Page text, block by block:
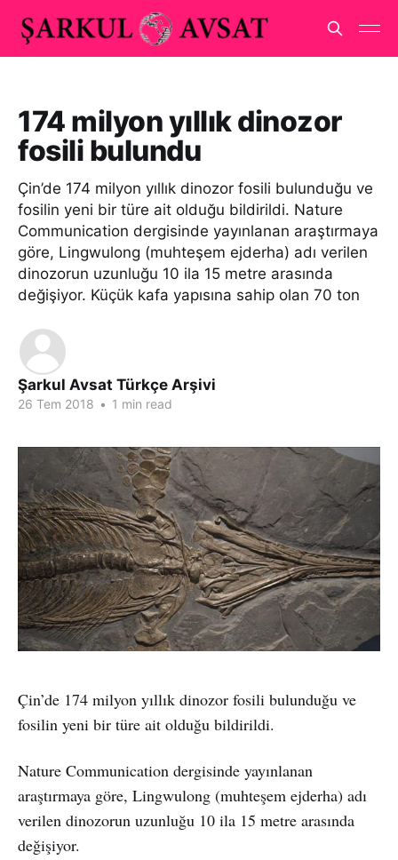
174 milyon yıllık dinozor
fosili bulundu
Çin’de 174 milyon yıllık dinozor fosili bulunduğu ve
fosilin yeni bir türe ait olduğu bildirildi. Nature
Communication dergisinde yayınlanan araştırmaya
göre, Lingwulong (muhteşem ejderha) adı verilen
dinozorun uzunluğu 10 ila 15 metre arasında
değişiyor. Küçük kafa yapısına sahip olan 70 ton
Şarkul Avsat Türkçe Arşivi
26 Tem 2018 • 1 min read
Çin’de 174 milyon yıllık dinozor fosili bulunduğu ve
fosilin yeni bir türe ait olduğu bildirildi.
Nature Communication dergisinde yayınlanan
araştırmaya göre, Lingwulong (muhteşem ejderha) adı
verilen dinozorun uzunluğu 10 ila 15 metre arasında
değişiyor.